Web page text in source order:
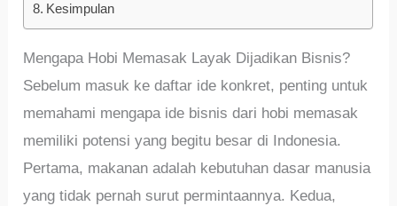
Kesimpulan
Mengapa Hobi Memasak Layak Dijadikan Bisnis?
Sebelum masuk ke daftar ide konkret, penting untuk
memahami mengapa ide bisnis dari hobi memasak
memiliki potensi yang begitu besar di Indonesia.
Pertama, makanan adalah kebutuhan dasar manusia
yang tidak pernah surut permintaannya. Kedua,